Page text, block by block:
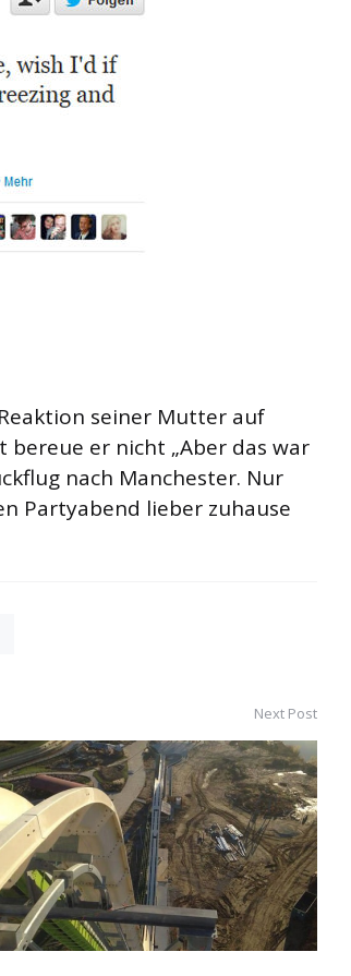
seiner Mutter auf
bereue er nicht „Aber das war
nach Manchester. Nur
Partyabend lieber zuhause
Next Post